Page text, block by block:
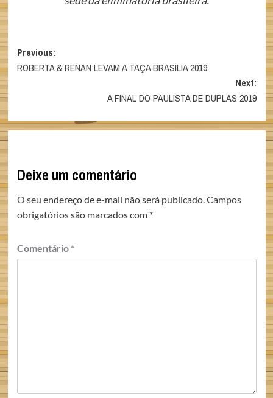
Post
navigation
Previous:
ROBERTA & RENAN LEVAM A TAÇA BRASÍLIA 2019
Next:
A FINAL DO PAULISTA DE DUPLAS 2019
Deixe um comentário
O seu endereço de e-mail não será publicado. Campos
obrigatórios são marcados com *
Comentário *